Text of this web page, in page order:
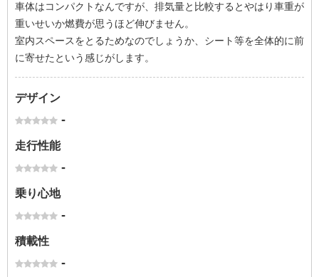
車体はコンパクトなんですが、排気量と比較するとやはり車重が
重いせいか燃費が思うほど伸びません。
室内スペースをとるためなのでしょうか、シート等を全体的に前
に寄せたという感じがします。
デザイン
-
走行性能
-
乗り心地
-
積載性
-